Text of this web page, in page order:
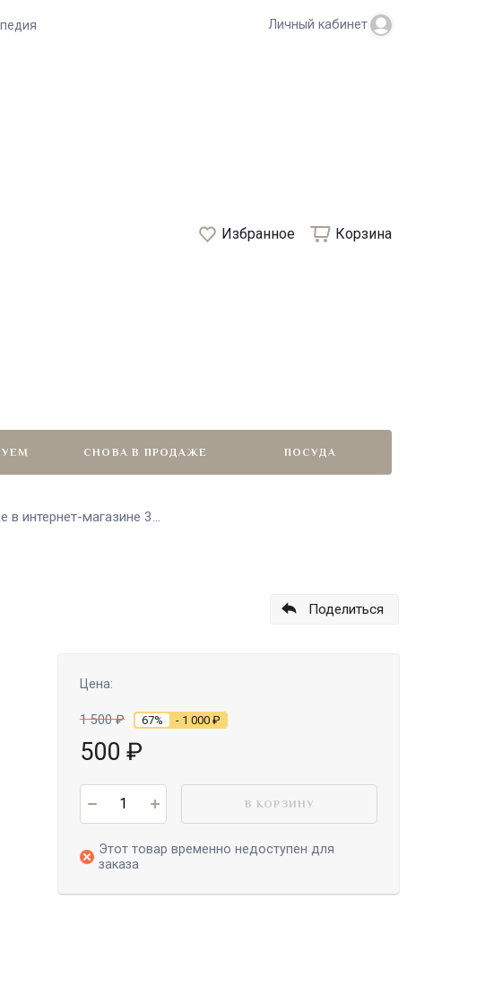
Личный кабинет
Избранное Корзина
СНОВА В ПРОДАЖЕ ПОСУДА
интернет-магазине 3...
Поделиться
Цена:
1 500₽ 67% - 1 000 ₽
500 ₽
В КОРЗИНУ
Этот товар временно недоступен для
заказа